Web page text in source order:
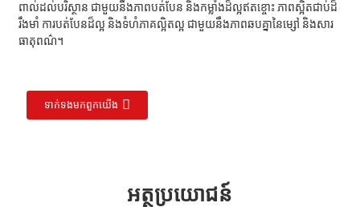
ពាល់ដល់បរិស្ថាន ជាមួយនឹងភាពបត់បែន និងកម្លាំងដ៏ល្អឥតខ្ចោះ ភាពស្អិតជាប់ដ៏
រឹងមាំ ការបត់បែនដ៏ល្អ និងទំហំភាគល្អិតល្អ ជាមួយនឹងភាពឆបគ្នានៃម្សៅ និងសារ
ធាតុពណ៌។
ទាក់ទង​មក​ពួក​យើង
អត្ថប្រយោជន៍